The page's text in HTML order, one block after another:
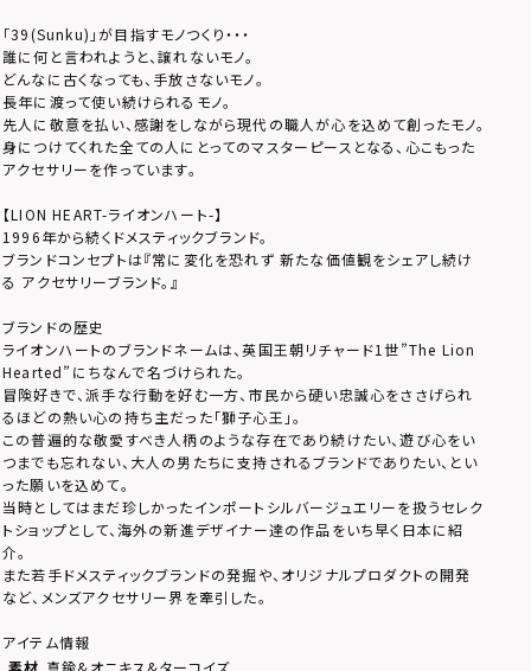
「39(Sunku)」が目指すモノつくり・・・
誰に何と言われようと、譲れないモノ。
どんなに古くなっても、手放さないモノ。
長年に渡って使い続けられるモノ。
先人に敬意を払い、感謝をしながら現代の職人が心を込めて創ったモノ。
身につけてくれた全ての人にとってのマスターピースとなる、心こもった
アクセサリーを作っています。
【LION HEART-ライオンハート-】
1996年から続くドメスティックブランド。
ブランドコンセプトは『常に変化を恐れず 新たな価値観をシェアし続け
る アクセサリーブランド。』
ブランドの歴史
ライオンハートのブランドネームは、英国王朝リチャード1世”The Lion
Hearted”にちなんで名づけられた。
冒険好きで、派手な行動を好む一方、市民から硬い忠誠心をささげられ
るほどの熱い心の持ち主だった「獅子心王」。
この普遍的な敬愛すべき人柄のような存在であり続けたい、遊び心をい
つまでも忘れない、大人の男たちに支持されるブランドでありたい、とい
った願いを込めて。
当時としてはまだ珍しかったインポートシルバージュエリーを扱うセレク
トショップとして、海外の新進デザイナー達の作品をいち早く日本に紹
介。
また若手ドメスティックブランドの発掘や、オリジナルプロダクトの開発
など、メンズアクセサリー界を牽引した。
アイテム情報
素材 真鍮&オニキス&ターコイズ